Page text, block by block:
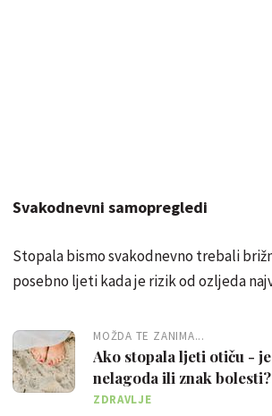
Svakodnevni samopregledi
Stopala bismo svakodnevno trebali
posebno ljeti kada je rizik od ozljeda
MOŽDA TE ZANIMA...
Ako stopala ljeti otiču -
nelagoda ili znak bolesti?
ZDRAVLJE